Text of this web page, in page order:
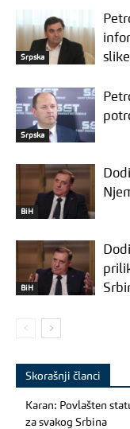
Srpska
Srpska
BiH
BiH
Skorašnji članci
Karan: Povlašten
za svakog Srbina